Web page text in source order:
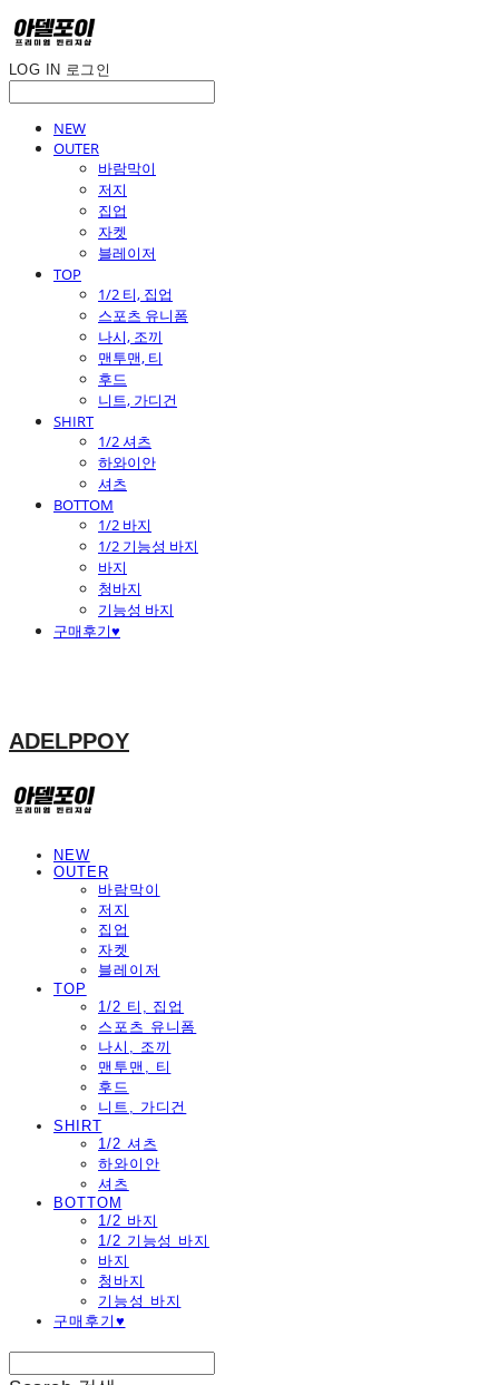
LOG IN 로그인
NEW
OUTER
바람막이
저지
집업
자켓
블레이저
TOP
1/2 티, 집업
스포츠 유니폼
나시, 조끼
맨투맨, 티
후드
니트, 가디건
SHIRT
1/2 셔츠
하와이안
셔츠
BOTTOM
1/2 바지
1/2 기능성 바지
바지
청바지
기능성 바지
구매후기♥
ADELPPOY
NEW
OUTER
바람막이
저지
집업
자켓
블레이저
TOP
1/2 티, 집업
스포츠 유니폼
나시, 조끼
맨투맨, 티
후드
니트, 가디건
SHIRT
1/2 셔츠
하와이안
셔츠
BOTTOM
1/2 바지
1/2 기능성 바지
바지
청바지
기능성 바지
구매후기♥